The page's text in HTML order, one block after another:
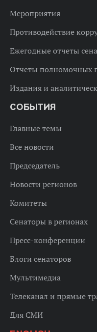
Мероприятия
Противодействие
Ежегодные отчеты
Отчеты полномочных
Издания и
СОБЫТИЯ
Главные темы
Все новости
Председатель
Новости регионов
Комитеты
Сенаторы в регионах
Пресс-конференции
Блоги сенаторов
Мультимедиа
Телеканал и прямые
Для СМИ